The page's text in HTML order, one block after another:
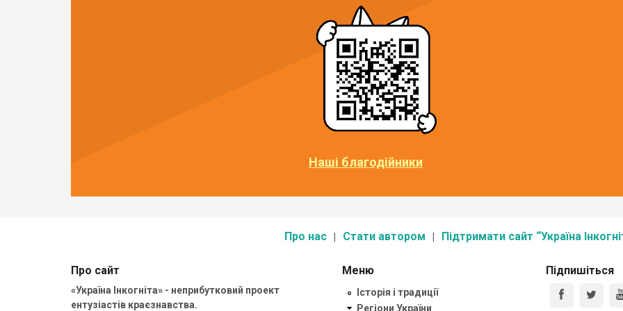
Наші благодійники
Про нас Стати автором Підтримати сайт “Україна
Про сайт
«Україна Інкогніта» - неприбутковий проект
ентузіастів краєзнавства.
Меню
Історія і традиції
Регіони України
Підпишіться